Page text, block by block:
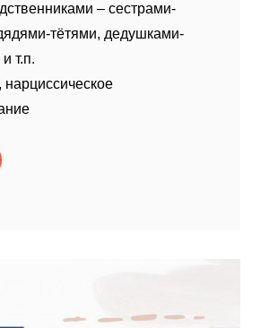
– сестрами-
тëтями, дедушками-
т.п.
нарциссическое